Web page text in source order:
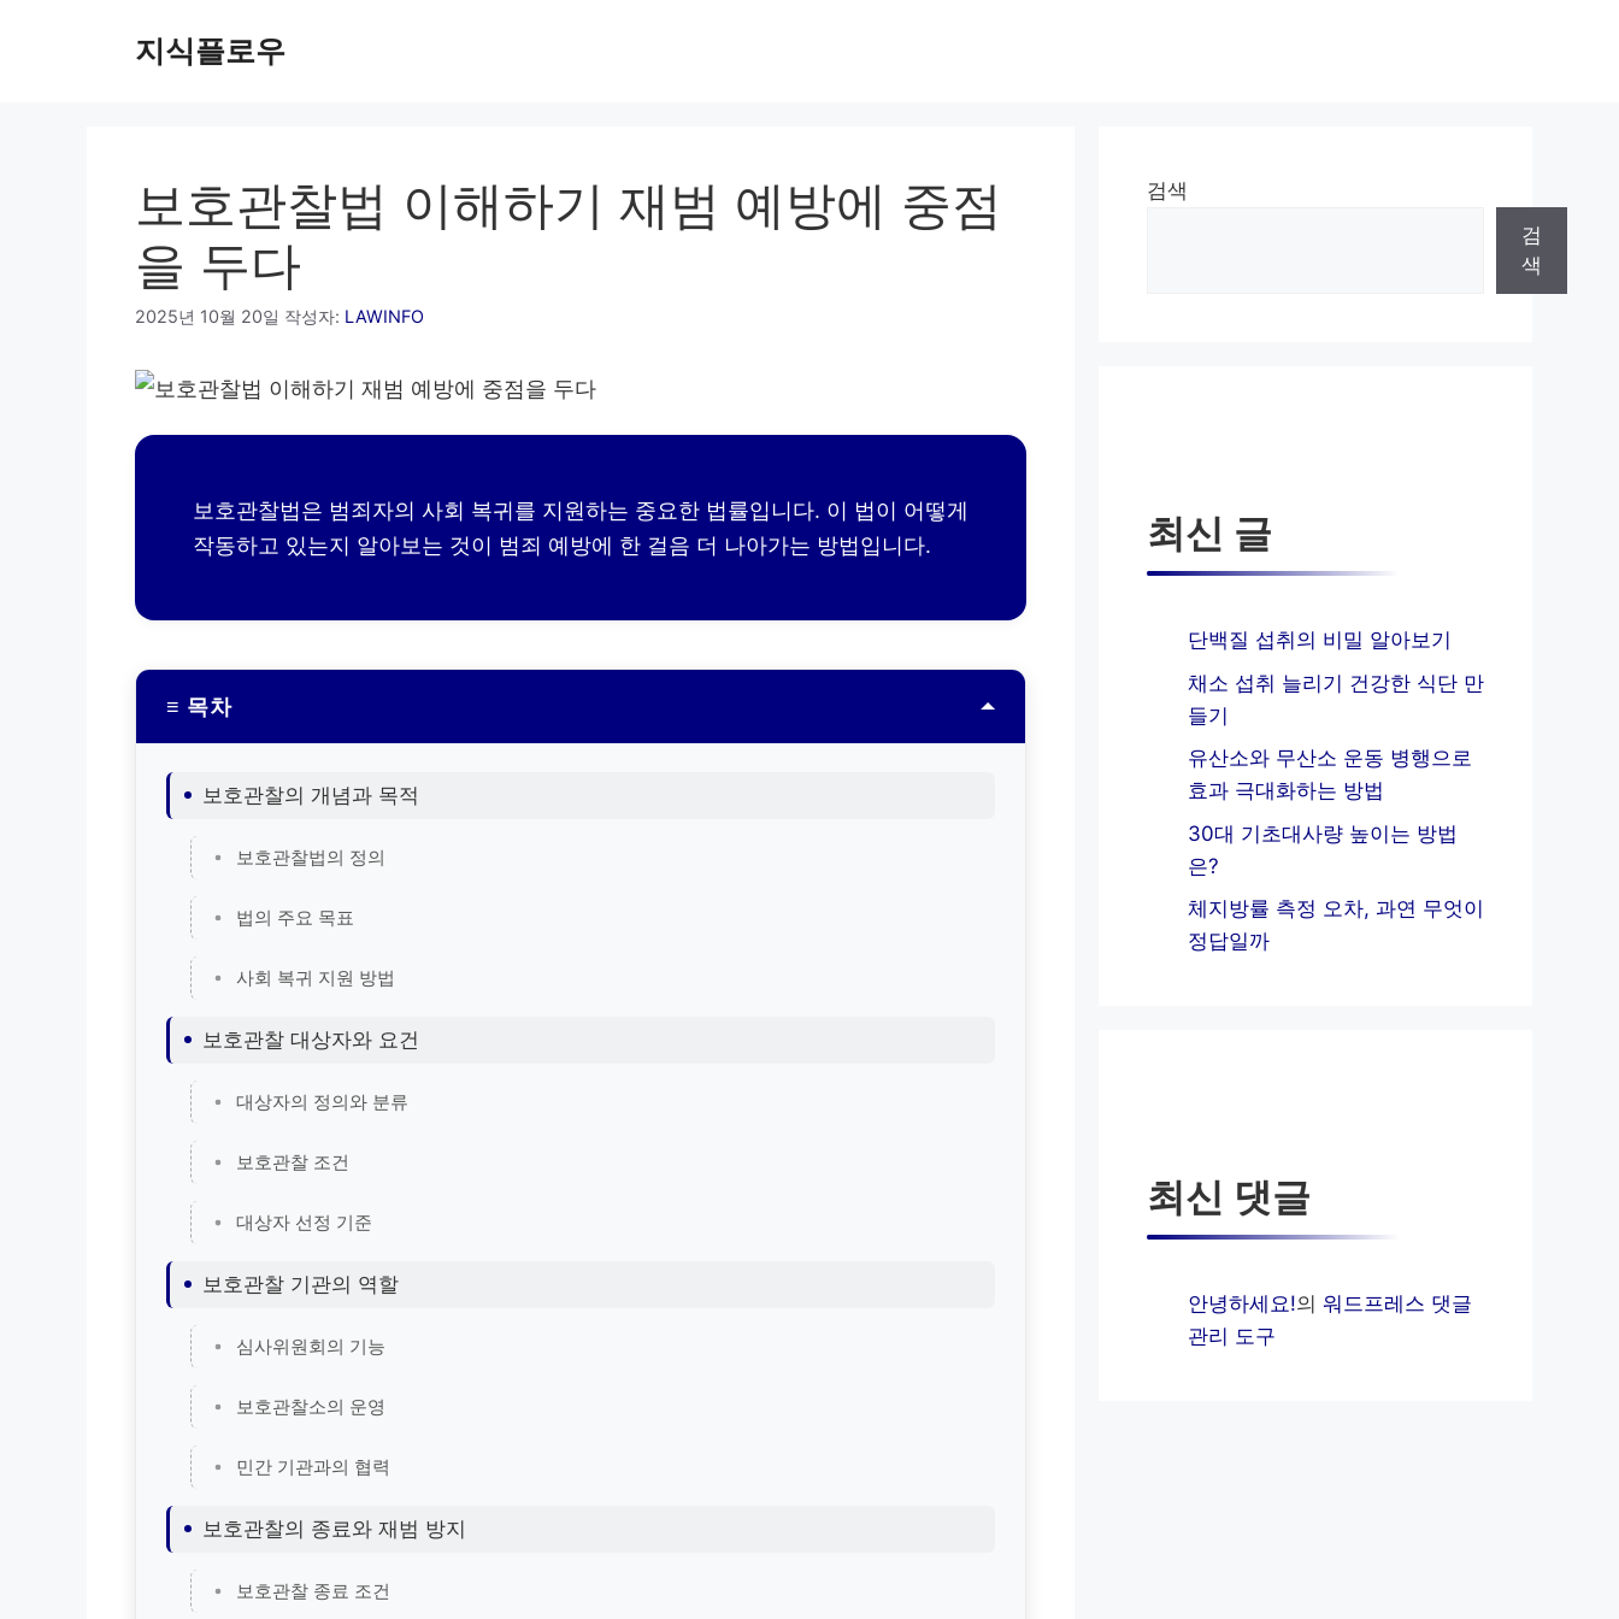
지식플로우
보호관찰법 이해하기 재범 예방에 중점
을 두다
2025년 10월 20일 작성자: LAWINFO
보호관찰법은 범죄자의 사회 복귀를 지원하는 중요한 법률입니다. 이 법이 어떻게
작동하고 있는지 알아보는 것이 범죄 예방에 한 걸음 더 나아가는 방법입니다.
≡ 목차
보호관찰의 개념과 목적
보호관찰법의 정의
법의 주요 목표
사회 복귀 지원 방법
보호관찰 대상자와 요건
대상자의 정의와 분류
보호관찰 조건
대상자 선정 기준
보호관찰 기관의 역할
심사위원회의 기능
보호관찰소의 운영
민간 기관과의 협력
보호관찰의 종료와 재범 방지
보호관찰 종료 조건
검색
검
색
최신 글
단백질 섭취의 비밀 알아보기
채소 섭취 늘리기 건강한 식단 만
들기
유산소와 무산소 운동 병행으로
효과 극대화하는 방법
30대 기초대사량 높이는 방법
은?
체지방률 측정 오차, 과연 무엇이
정답일까
최신 댓글
안녕하세요!의 워드프레스 댓글
관리 도구